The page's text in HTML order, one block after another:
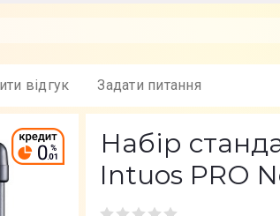
вiдгук Задати питання
Набір
Intuos PRO